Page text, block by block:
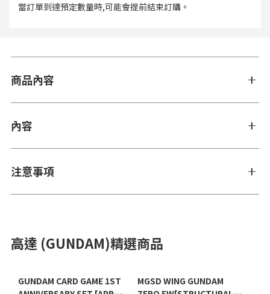
當訂單到達預定數量時,可能會提前結束訂購。
商品內容
內容
注意事項
高達 (GUNDAM)精選商品
GUNDAM CARD GAME 1ST
MGSD WING GUNDAM